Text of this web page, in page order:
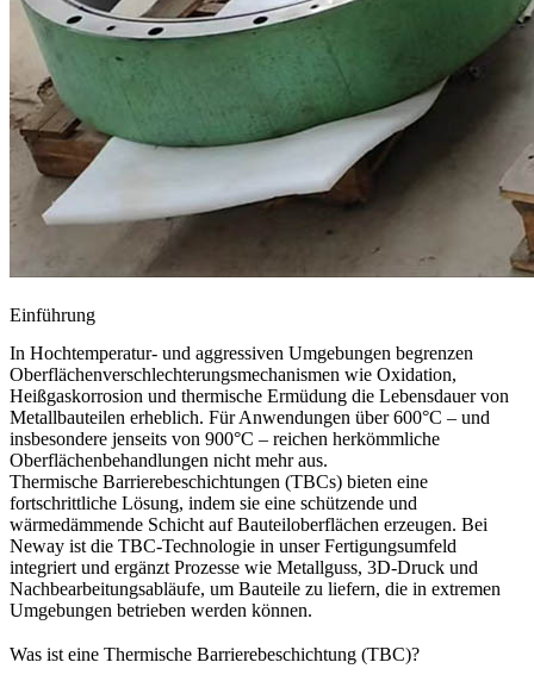
Einführung
In Hochtemperatur- und aggressiven Umgebungen begrenzen
Oberflächenverschlechterungsmechanismen wie Oxidation,
Heißgaskorrosion und thermische Ermüdung die Lebensdauer von
Metallbauteilen erheblich. Für Anwendungen über 600°C – und
insbesondere jenseits von 900°C – reichen herkömmliche
Oberflächenbehandlungen nicht mehr aus.
Thermische Barrierebeschichtungen (TBCs) bieten eine
fortschrittliche Lösung, indem sie eine schützende und
wärmedämmende Schicht auf Bauteiloberflächen erzeugen. Bei
Neway ist die TBC-Technologie in unser Fertigungsumfeld
integriert und ergänzt Prozesse wie Metallguss, 3D-Druck und
Nachbearbeitungsabläufe, um Bauteile zu liefern, die in extremen
Umgebungen betrieben werden können.
Was ist eine Thermische Barrierebeschichtung (TBC)?